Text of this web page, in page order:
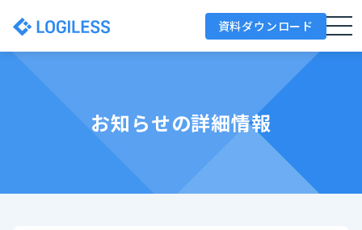
資料ダウンロード
お知らせの詳細情報